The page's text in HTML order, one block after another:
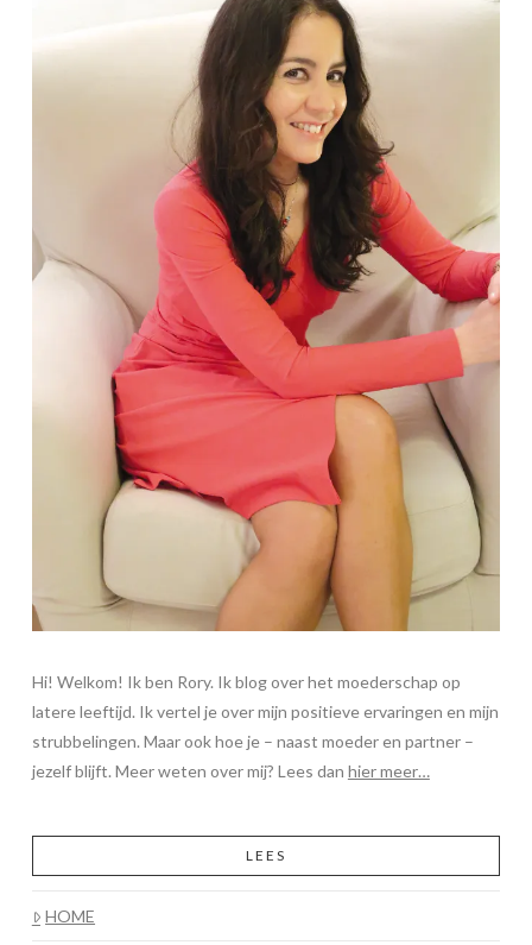
Hi! Welkom! Ik ben Rory. Ik blog over het moederschap op
latere leeftijd. Ik vertel je over mijn positieve ervaringen en mijn
strubbelingen. Maar ook hoe je – naast moeder en partner –
jezelf blijft. Meer weten over mij? Lees dan hier meer…
LEES
HOME